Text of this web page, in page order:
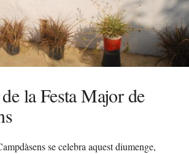
la Festa Major de
se celebra aquest diumenge,